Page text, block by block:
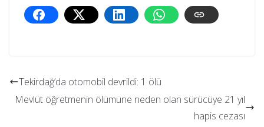
Tekirdağ’da otomobil devrildi: 1 ölü
Mevlüt öğretmenin ölümüne neden olan sürücüye 21 yıl
hapis cezası